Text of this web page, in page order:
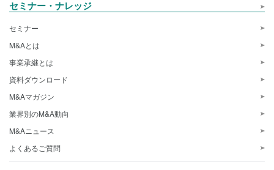
セミナー・ナレッジ
セミナー
M&Aとは
事業承継とは
資料ダウンロード
M&Aマガジン
業界別のM&A動向
M&Aニュース
よくあるご質問